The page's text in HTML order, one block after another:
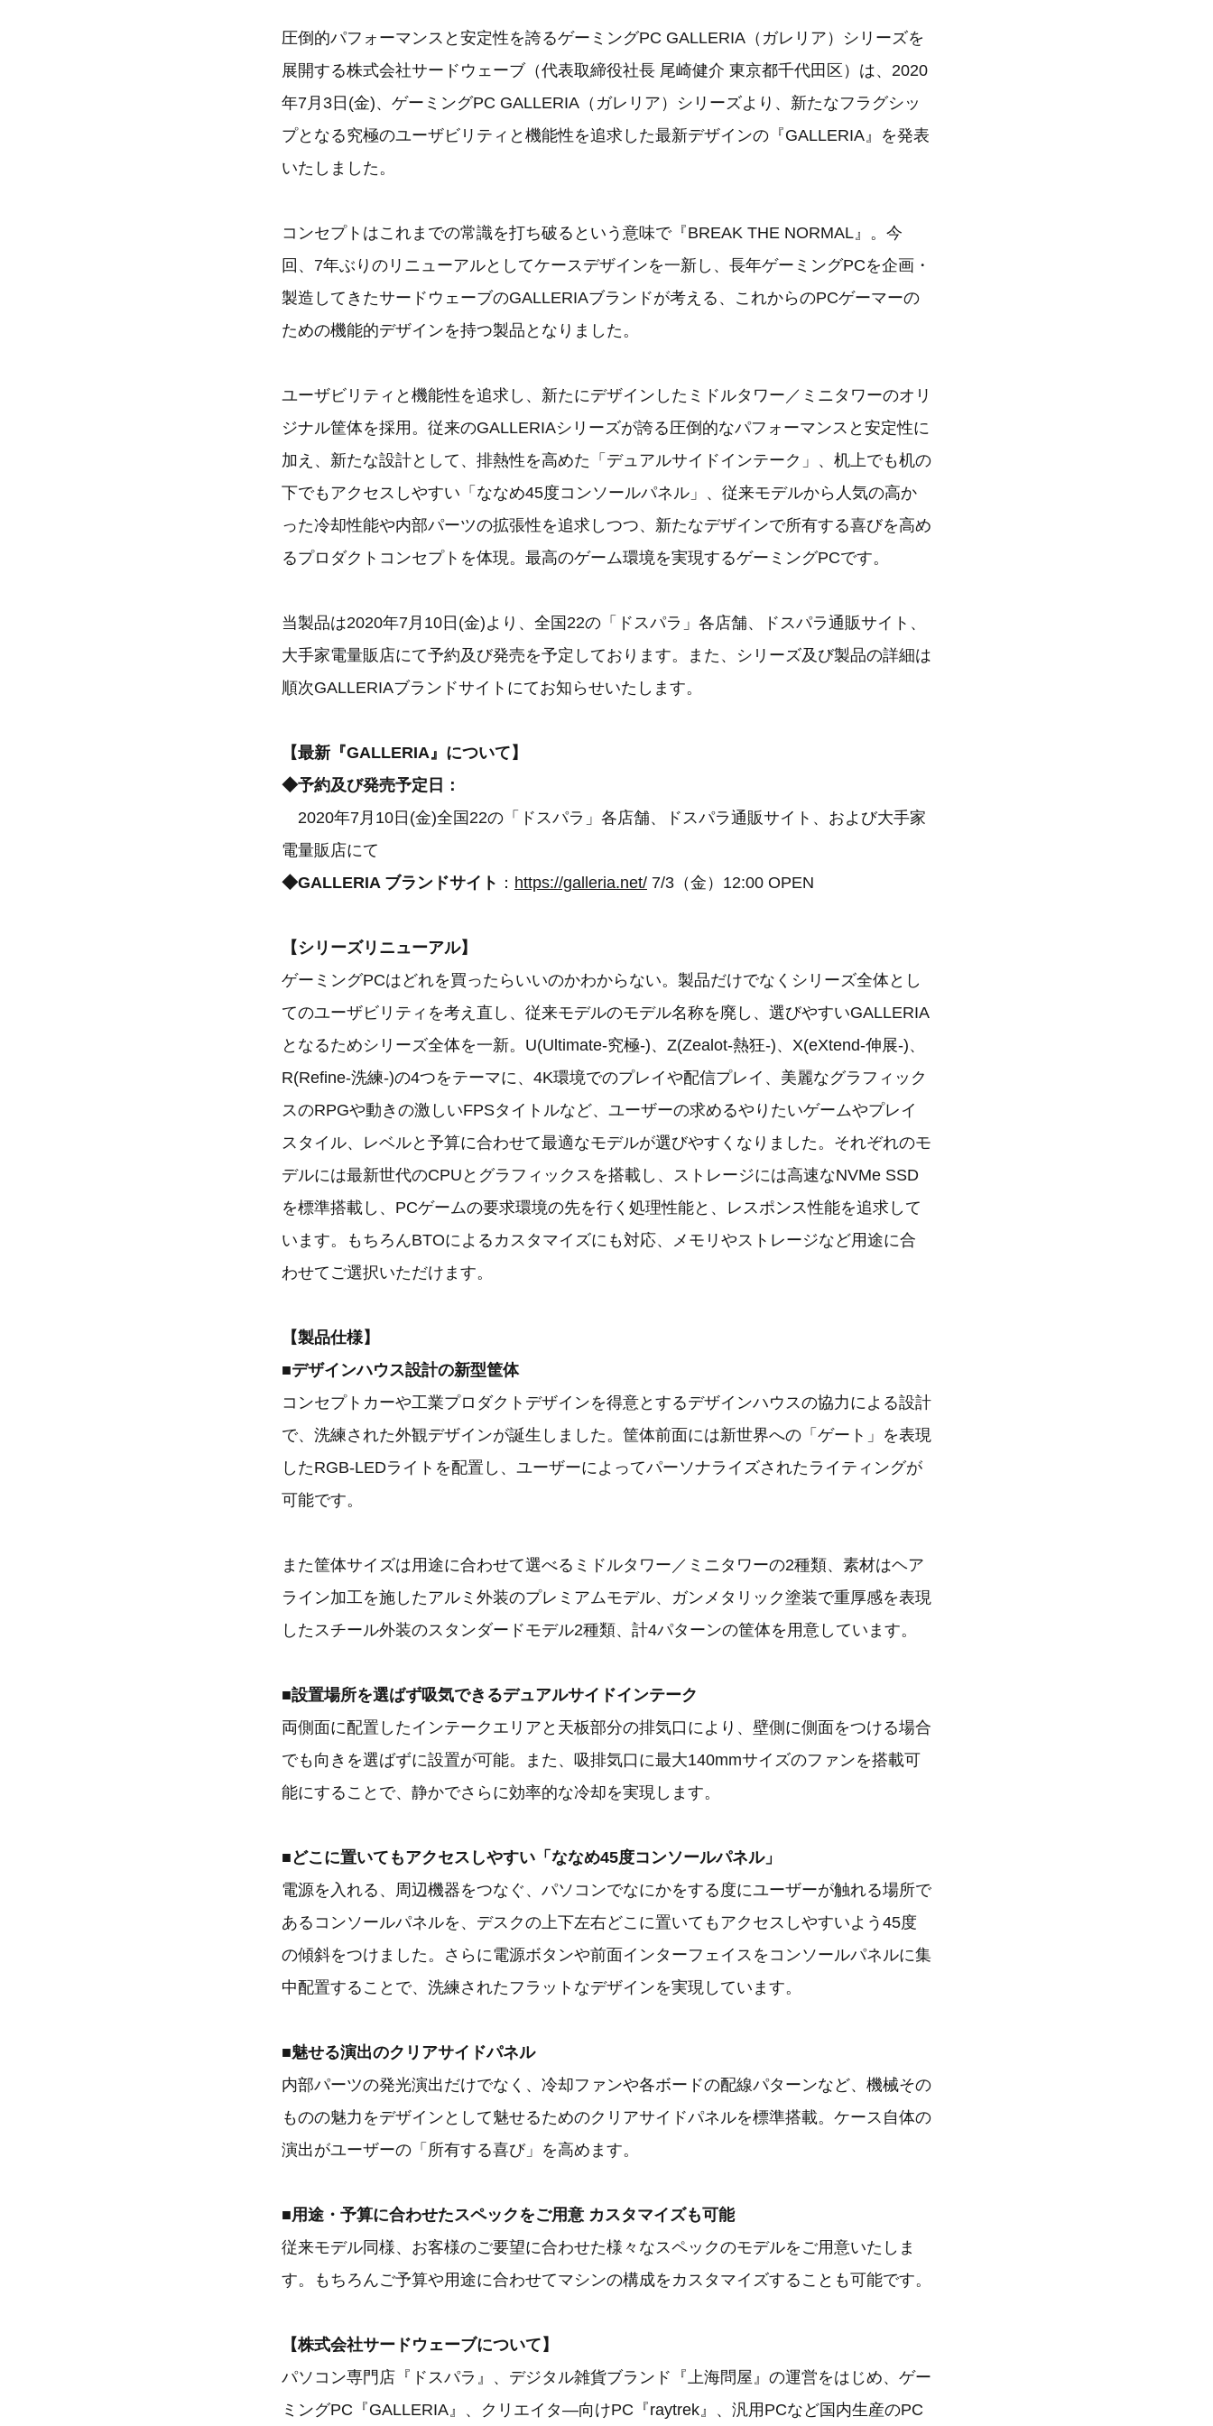
圧倒的パフォーマンスと安定性を誇るゲーミングPC GALLERIA（ガレリア）シリーズを
展開する株式会社サードウェーブ（代表取締役社長 尾崎健介 東京都千代田区）は、2020
年7月3日(金)、ゲーミングPC GALLERIA（ガレリア）シリーズより、新たなフラグシッ
プとなる究極のユーザビリティと機能性を追求した最新デザインの『GALLERIA』を発表
いたしました。
コンセプトはこれまでの常識を打ち破るという意味で『BREAK THE NORMAL』。今
回、7年ぶりのリニューアルとしてケースデザインを一新し、長年ゲーミングPCを企画・
製造してきたサードウェーブのGALLERIAブランドが考える、これからのPCゲーマーの
ための機能的デザインを持つ製品となりました。
ユーザビリティと機能性を追求し、新たにデザインしたミドルタワー／ミニタワーのオリ
ジナル筐体を採用。従来のGALLERIAシリーズが誇る圧倒的なパフォーマンスと安定性に
加え、新たな設計として、排熱性を高めた「デュアルサイドインテーク」、机上でも机の
下でもアクセスしやすい「ななめ45度コンソールパネル」、従来モデルから人気の高か
った冷却性能や内部パーツの拡張性を追求しつつ、新たなデザインで所有する喜びを高め
るプロダクトコンセプトを体現。最高のゲーム環境を実現するゲーミングPCです。
当製品は2020年7月10日(金)より、全国22の「ドスパラ」各店舗、ドスパラ通販サイト、
大手家電量販店にて予約及び発売を予定しております。また、シリーズ及び製品の詳細は
順次GALLERIAブランドサイトにてお知らせいたします。
【最新『GALLERIA』について】
◆予約及び発売予定日：
2020年7月10日(金)全国22の「ドスパラ」各店舗、ドスパラ通販サイト、および大手家
電量販店にて
◆GALLERIA ブランドサイト ： https://galleria.net/ 7/3（金）12:00 OPEN
【シリーズリニューアル】
ゲーミングPCはどれを買ったらいいのかわからない。製品だけでなくシリーズ全体とし
てのユーザビリティを考え直し、従来モデルのモデル名称を廃し、選びやすいGALLERIA
となるためシリーズ全体を一新。U(Ultimate-究極-)、Z(Zealot-熱狂-)、X(eXtend-伸展-)、
R(Refine-洗練-)の4つをテーマに、4K環境でのプレイや配信プレイ、美麗なグラフィック
スのRPGや動きの激しいFPSタイトルなど、ユーザーの求めるやりたいゲームやプレイ
スタイル、レベルと予算に合わせて最適なモデルが選びやすくなりました。それぞれのモ
デルには最新世代のCPUとグラフィックスを搭載し、ストレージには高速なNVMe SSD
を標準搭載し、PCゲームの要求環境の先を行く処理性能と、レスポンス性能を追求して
います。もちろんBTOによるカスタマイズにも対応、メモリやストレージなど用途に合
わせてご選択いただけます。
【製品仕様】
■デザインハウス設計の新型筐体
コンセプトカーや工業プロダクトデザインを得意とするデザインハウスの協力による設計
で、洗練された外観デザインが誕生しました。筐体前面には新世界への「ゲート」を表現
したRGB-LEDライトを配置し、ユーザーによってパーソナライズされたライティングが
可能です。
また筐体サイズは用途に合わせて選べるミドルタワー／ミニタワーの2種類、素材はヘア
ライン加工を施したアルミ外装のプレミアムモデル、ガンメタリック塗装で重厚感を表現
したスチール外装のスタンダードモデル2種類、計4パターンの筐体を用意しています。
■設置場所を選ばず吸気できるデュアルサイドインテーク
両側面に配置したインテークエリアと天板部分の排気口により、壁側に側面をつける場合
でも向きを選ばずに設置が可能。また、吸排気口に最大140mmサイズのファンを搭載可
能にすることで、静かでさらに効率的な冷却を実現します。
■どこに置いてもアクセスしやすい「ななめ45度コンソールパネル」
電源を入れる、周辺機器をつなぐ、パソコンでなにかをする度にユーザーが触れる場所で
あるコンソールパネルを、デスクの上下左右どこに置いてもアクセスしやすいよう45度
の傾斜をつけました。さらに電源ボタンや前面インターフェイスをコンソールパネルに集
中配置することで、洗練されたフラットなデザインを実現しています。
■魅せる演出のクリアサイドパネル
内部パーツの発光演出だけでなく、冷却ファンや各ボードの配線パターンなど、機械その
ものの魅力をデザインとして魅せるためのクリアサイドパネルを標準搭載。ケース自体の
演出がユーザーの「所有する喜び」を高めます。
■用途・予算に合わせたスペックをご用意 カスタマイズも可能
従来モデル同様、お客様のご要望に合わせた様々なスペックのモデルをご用意いたしま
す。もちろんご予算や用途に合わせてマシンの構成をカスタマイズすることも可能です。
【株式会社サードウェーブについて】
パソコン専門店『ドスパラ』、デジタル雑貨ブランド『上海問屋』の運営をはじめ、ゲー
ミングPC『GALLERIA』、クリエイタ―向けPC『raytrek』、汎用PCなど国内生産のPC